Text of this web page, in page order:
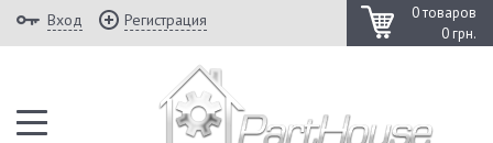
0 товаров
0 грн.
Вход Регистрация